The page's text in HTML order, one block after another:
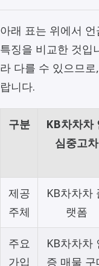
아래 표는 위에서
특징을 비교한 것입
라 다를 수 있으므
랍니다.
구분
KB차차차
심중고차
제공
주체
KB차차차
랫폼
주요
가입
KB차차차
증 매물 구